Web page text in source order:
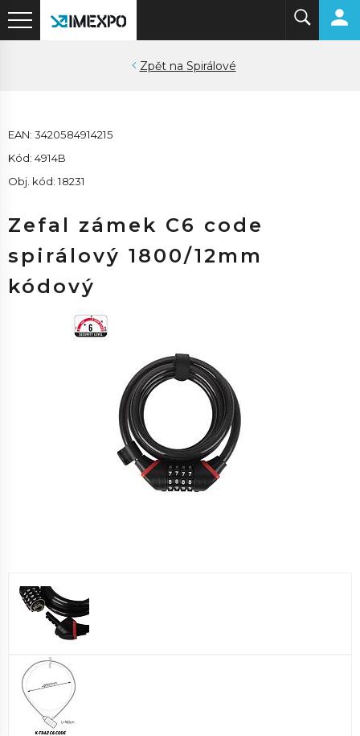
Spirálové
EAN: 3420584914215
Kód: 4914B
Obj. kód: 18231
Zefal zámek C6 code
spirálový 1800/12mm
kódový